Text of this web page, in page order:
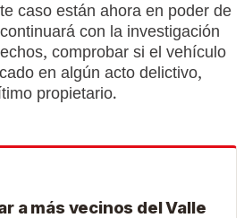
caso están ahora en poder de
con la investigación
comprobar si el vehículo
en algún acto delictivo,
propietario.
a más vecinos del Valle